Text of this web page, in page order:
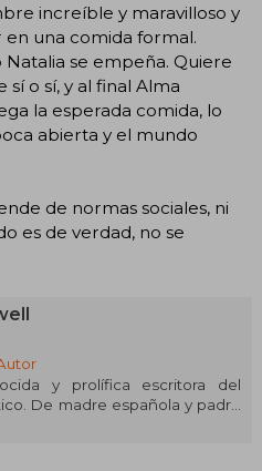
increíble y maravilloso y
una comida formal.
se empeña. Quiere
o sí, y al final Alma
la esperada comida, lo
abierta y el mundo
de normas sociales, ni
es de verdad, no se
y prolífica escritora del
De madre española y padre
ha publicado novelas como